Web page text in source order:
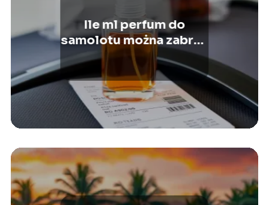
Ile ml perfum do
samolotu można zabrać
bez problemów?